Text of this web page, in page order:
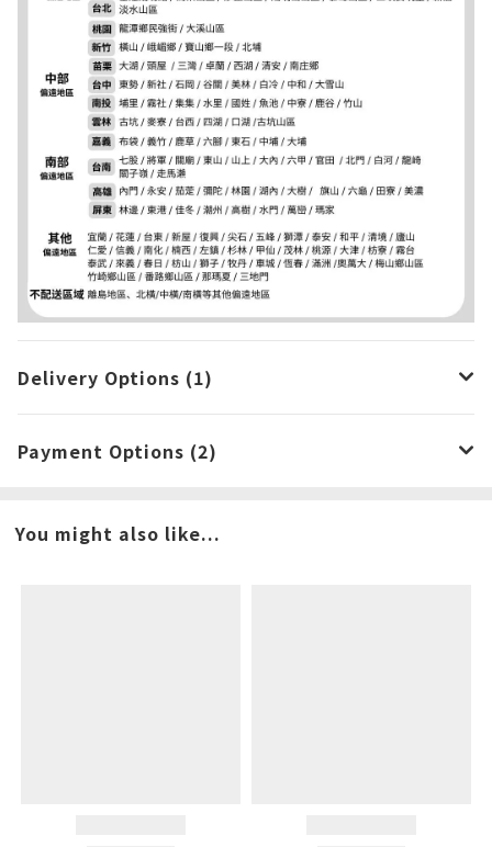
Delivery Options (1)
Payment Options (2)
You might also like...